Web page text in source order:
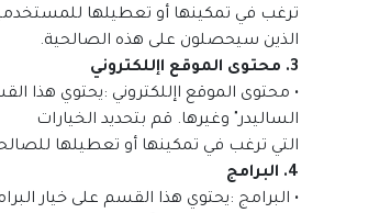
ترغب في تمكينها أو تعطيلها
الذين سيحصلون على هذه الصالحية.
3. محتوى الموقع اإللكتروني
• محتوى الموقع اإللكتروني :يحتوي هذا
الساليدر" وغيرها. قم بتحديد الخيارات
التي ترغب في تمكينها أو تعطيلها
4. البرامج
• البرامج :يحتوي هذا القسم على خيار